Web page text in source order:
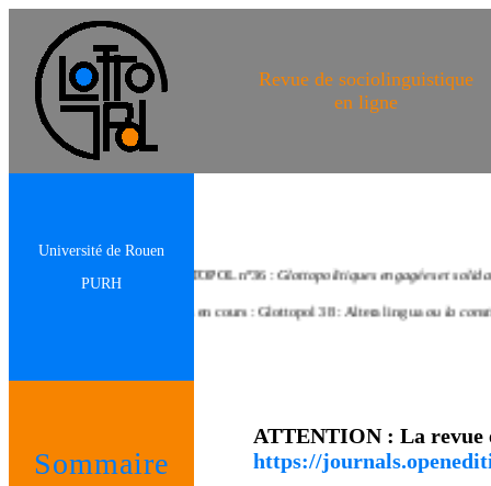
Revue de sociolinguistique
en ligne
Université de Rouen
PURH
GLOTTOPOL n°36 :Glottopolitiques engagées et solidaires :
Appels en cours : Glottopol 38 : Altera linguaou la construction
Sommaire
ATTENTION : La revue
https://